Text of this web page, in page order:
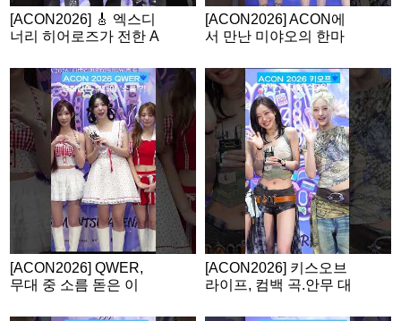
[ACON2026] 🎸 엑스디
너리 히어로즈가 전한 A
[ACON2026] ACON에
서 만난 미야오의 한마
[ACON2026] QWER,
무대 중 소름 돋은 이
[ACON2026] 키스오브
라이프, 컴백 곡.안무 대